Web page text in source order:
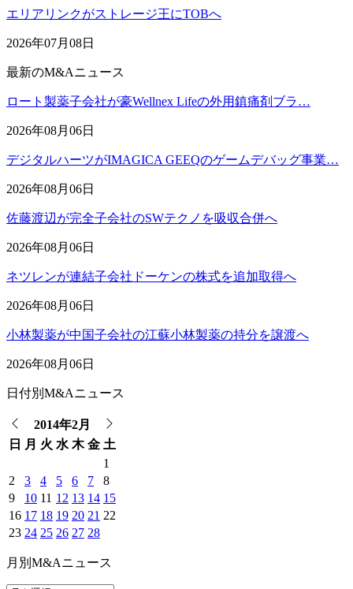
エリアリンクがストレージ王にTOBへ
2026年07月08日
最新のM&Aニュース
ロート製薬子会社が豪Wellnex Lifeの外用鎮痛剤ブラ…
2026年08月06日
デジタルハーツがIMAGICA GEEQのゲームデバッグ事業…
2026年08月06日
佐藤渡辺が完全子会社のSWテクノを吸収合併へ
2026年08月06日
ネツレンが連結子会社ドーケンの株式を追加取得へ
2026年08月06日
小林製薬が中国子会社の江蘇小林製薬の持分を譲渡へ
2026年08月06日
日付別M&Aニュース
2014年2月
日
月 火 水 木 金 土
1
2
3 4 5 6 7
8
9
10 11 12 13 14 15
16 17 18 19 20 21 22
23 24 25 26 27 28
月別M&Aニュース